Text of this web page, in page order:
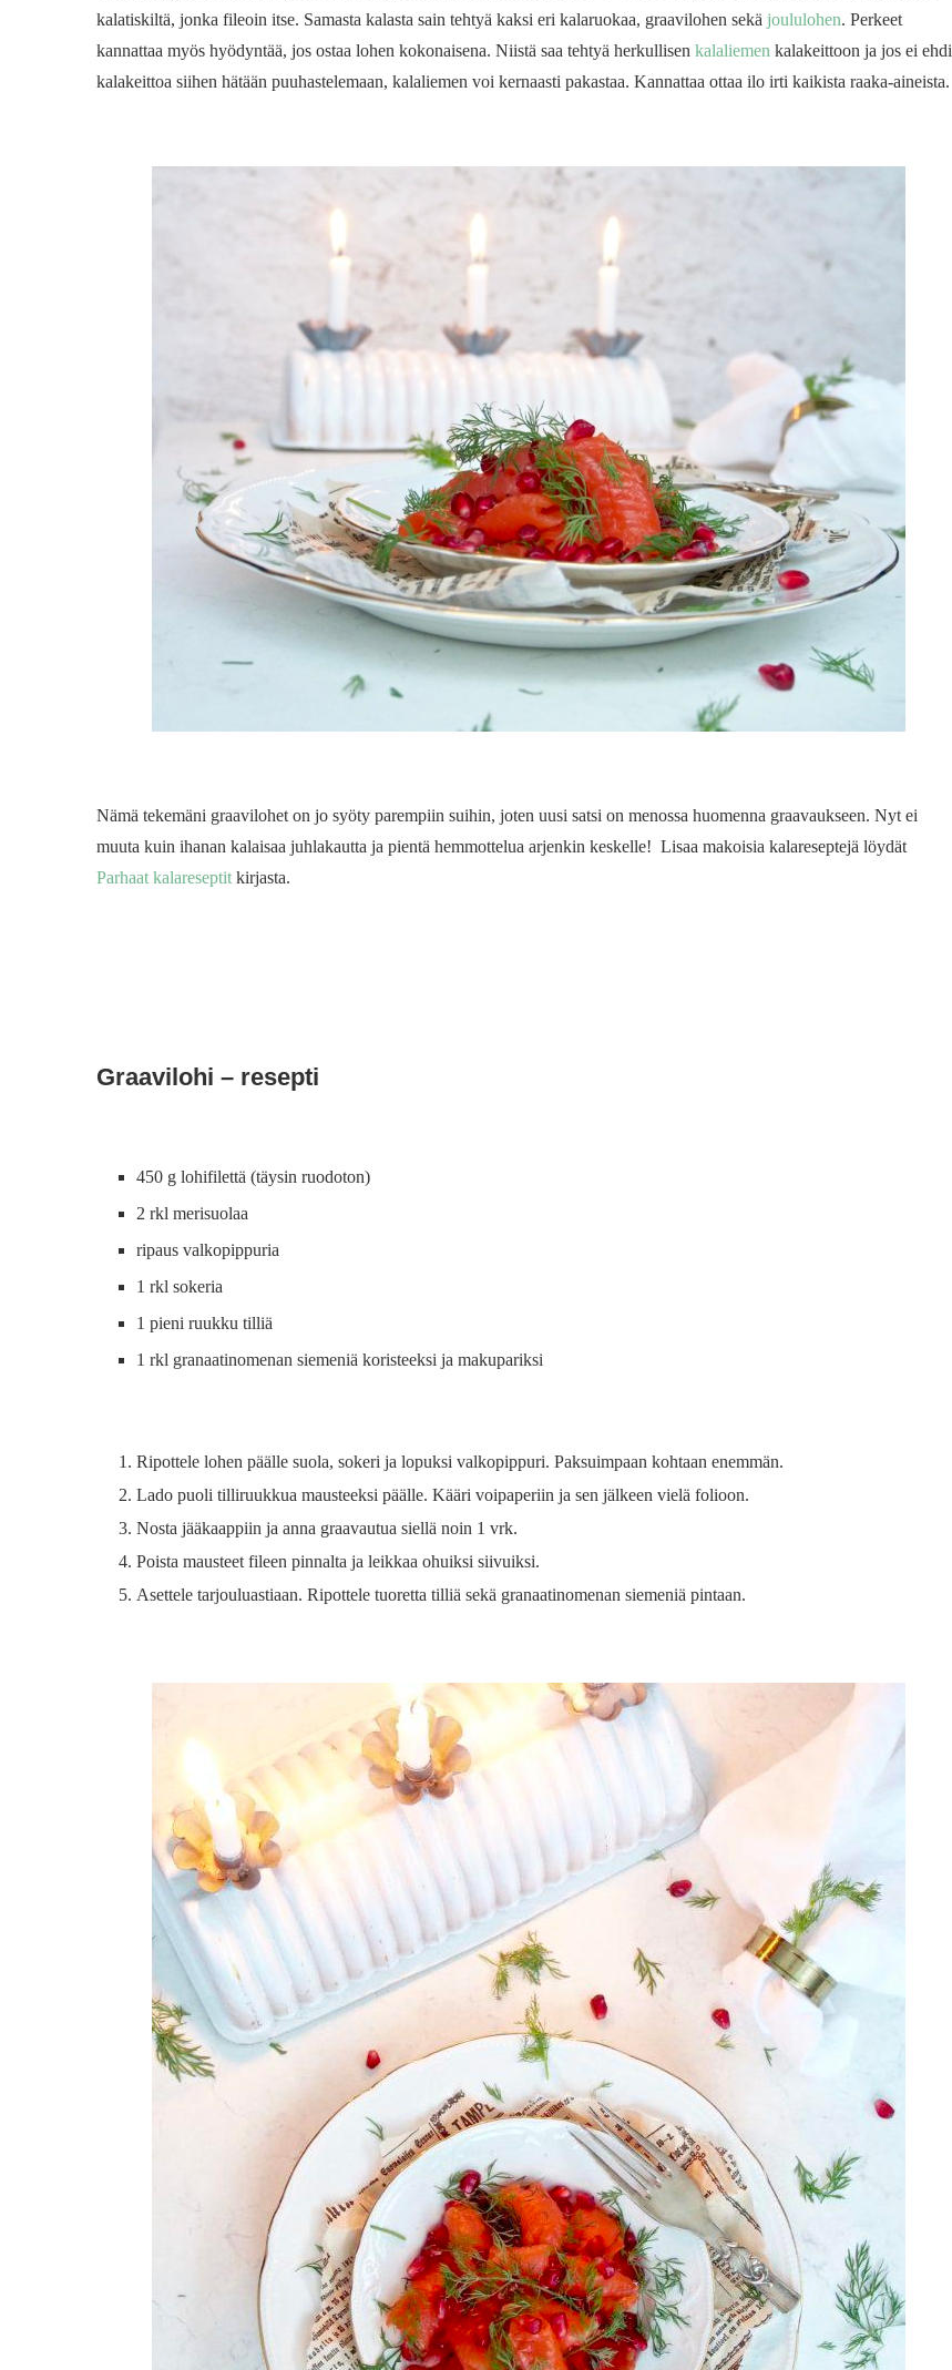
kalatiskiltä, jonka fileoin itse. Samasta kalasta sain tehtyä kaksi eri kalaruokaa, graavilohen sekä joululohen. Perkeet
kannattaa myös hyödyntää, jos ostaa lohen kokonaisena. Niistä saa tehtyä herkullisen kalaliemen kalakeittoon ja jos ei ehdi
kalakeittoa siihen hätään puuhastelemaan, kalaliemen voi kernaasti pakastaa. Kannattaa ottaa ilo irti kaikista raaka-aineista.
Nämä tekemäni graavilohet on jo syöty parempiin suihin, joten uusi satsi on menossa huomenna graavaukseen. Nyt ei
muuta kuin ihanan kalaisaa juhlakautta ja pientä hemmottelua arjenkin keskelle! Lisaa makoisia kalareseptejä löydät
Parhaat kalareseptit kirjasta.
Graavilohi – resepti
450 g lohifilettä (täysin ruodoton)
2 rkl merisuolaa
ripaus valkopippuria
1 rkl sokeria
1 pieni ruukku tilliä
1 rkl granaatinomenan siemeniä koristeeksi ja makupariksi
Ripottele lohen päälle suola, sokeri ja lopuksi valkopippuri. Paksuimpaan kohtaan enemmän.
Lado puoli tilliruukkua mausteeksi päälle. Kääri voipaperiin ja sen jälkeen vielä folioon.
Nosta jääkaappiin ja anna graavautua siellä noin 1 vrk.
Poista mausteet fileen pinnalta ja leikkaa ohuiksi siivuiksi.
Asettele tarjouluastiaan. Ripottele tuoretta tilliä sekä granaatinomenan siemeniä pintaan.